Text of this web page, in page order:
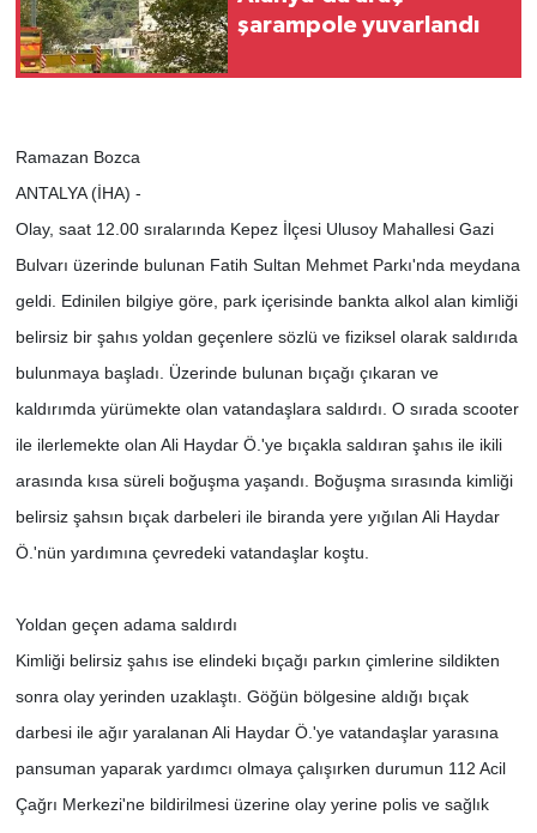
şarampole yuvarlandı
Ramazan Bozca
ANTALYA (İHA) -
Olay, saat 12.00 sıralarında Kepez İlçesi Ulusoy Mahallesi Gazi
Bulvarı üzerinde bulunan Fatih Sultan Mehmet Parkı'nda meydana
geldi. Edinilen bilgiye göre, park içerisinde bankta alkol alan kimliği
belirsiz bir şahıs yoldan geçenlere sözlü ve fiziksel olarak saldırıda
bulunmaya başladı. Üzerinde bulunan bıçağı çıkaran ve
kaldırımda yürümekte olan vatandaşlara saldırdı. O sırada scooter
ile ilerlemekte olan Ali Haydar Ö.'ye bıçakla saldıran şahıs ile ikili
arasında kısa süreli boğuşma yaşandı. Boğuşma sırasında kimliği
belirsiz şahsın bıçak darbeleri ile biranda yere yığılan Ali Haydar
Ö.'nün yardımına çevredeki vatandaşlar koştu.
Yoldan geçen adama saldırdı
Kimliği belirsiz şahıs ise elindeki bıçağı parkın çimlerine sildikten
sonra olay yerinden uzaklaştı. Göğün bölgesine aldığı bıçak
darbesi ile ağır yaralanan Ali Haydar Ö.'ye vatandaşlar yarasına
pansuman yaparak yardımcı olmaya çalışırken durumun 112 Acil
Çağrı Merkezi'ne bildirilmesi üzerine olay yerine polis ve sağlık